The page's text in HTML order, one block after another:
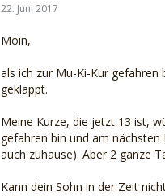
22. Juni 2017
Moin,
als ich zur Mu-Ki-Kur
geklappt.
Meine Kurze, die jetzt 13 ist,
gefahren bin und am
auch zuhause). Aber 2 ganze
Kann dein Sohn in der Zeit